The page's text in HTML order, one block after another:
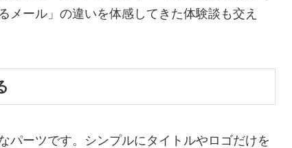
メール」の違いを体感してきた体験談も交え
パーツです。シンプルにタイトルやロゴだけを